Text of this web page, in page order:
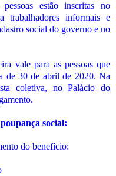
estão inscritas no
trabalhadores informais e
social do governo e no
vale para as pessoas que
de 30 de abril de 2020. Na
coletiva, no Palácio do
social:
do benefício: